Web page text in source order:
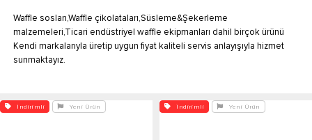
Waffle sosları,Waffle çikolataları,Süsleme&Şekerleme
malzemeleri,Ticari endüstriyel waffle ekipmanları dahil birçok ürünü
Kendi markalarıyla üretip uygun fiyat kaliteli servis anlayışıyla hizmet
sunmaktayız.
İndirimli Yeni Ürün İndirimli Yeni Ürün